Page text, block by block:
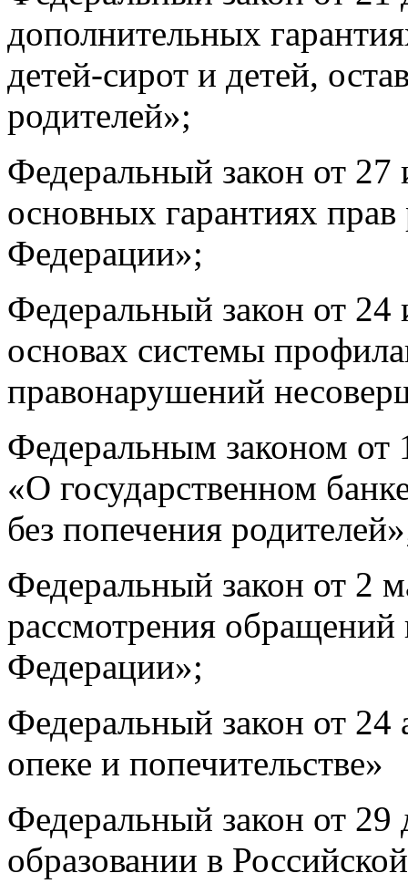
дополнительных
детей-сирот и детей,
родителей»;
Федеральный закон от
основных гарантиях прав
Федерации»;
Федеральный закон от
основах системы
правонарушений
Федеральным законом
«О государственном
без попечения
Федеральный закон от 2
рассмотрения обращений
Федерации»;
Федеральный закон от
опеке и попечительстве»
Федеральный закон от
образовании в